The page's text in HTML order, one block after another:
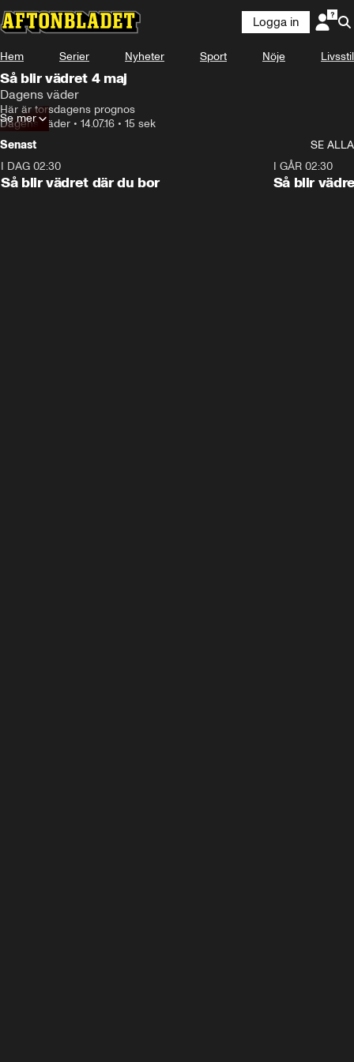
Logga in
Hem Serier Nyheter Sport Nöje Livsstil
Så blir vädret 4 maj
Dagens väder
Här är torsdagens prognos
Dagens väder • 14.07.16 • 15 sek
Se mer
Senast
SE ALLA
I DAG 02:30
Så blir vädret där du bor
I GÅR 02:30
Så blir